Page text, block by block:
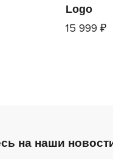
Logo
15 999 ₽
на наши